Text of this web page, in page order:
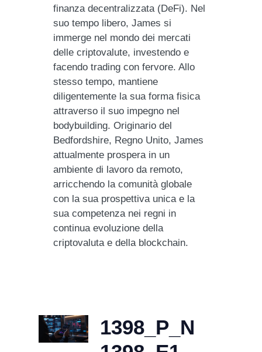
finanza decentralizzata (DeFi). Nel
suo tempo libero, James si
immerge nel mondo dei mercati
delle criptovalute, investendo e
facendo trading con fervore. Allo
stesso tempo, mantiene
diligentemente la sua forma fisica
attraverso il suo impegno nel
bodybuilding. Originario del
Bedfordshire, Regno Unito, James
attualmente prospera in un
ambiente di lavoro da remoto,
arricchendo la comunità globale
con la sua prospettiva unica e la
sua competenza nei regni in
continua evoluzione della
criptovaluta e della blockchain.
1398_P_N